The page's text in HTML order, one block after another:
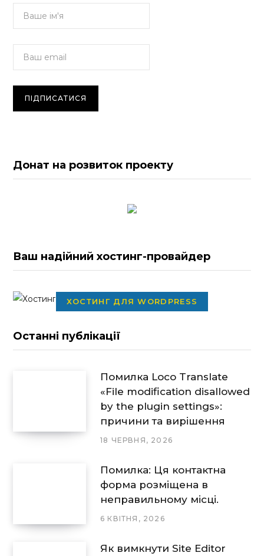
Донат на розвиток проекту
Ваш надійний хостинг-провайдер
ХОСТИНГ ДЛЯ WORDPRESS
Останні публікації
Помилка Loco Translate
«File modification disallowed
by the plugin settings»:
причини та вирішення
18 ЧЕРВНЯ, 2026
Помилка: Ця контактна
форма розміщена в
неправильному місці.
6 КВІТНЯ, 2026
Як вимкнути Site Editor